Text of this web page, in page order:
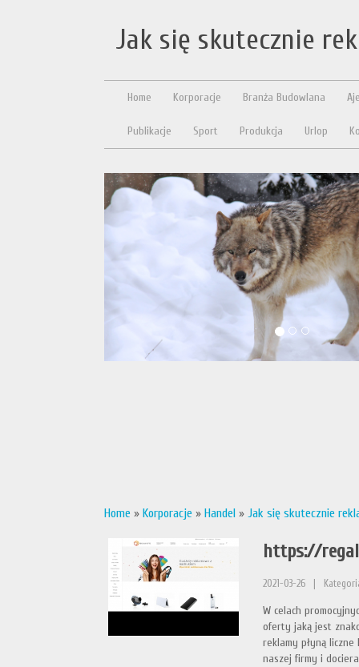
Jak się skutecznie
Home Korporacje Branża Budowlana
Publikacje Sport Produkcja Urlop
Home » Korporacje » Handel » Jak się skutecznie
https://
2021-03-26
W celach
oferty jaką jest
reklamy płyną
naszej firmy i